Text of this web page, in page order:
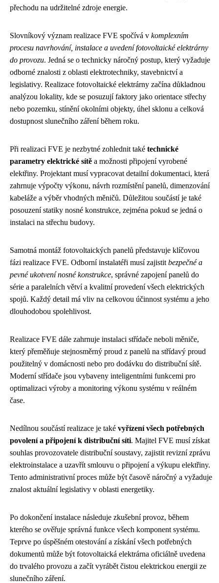
přechodu na udržitelné zdroje energie.
Slovníkový význam realizace FVE spočívá v komplexním
procesu navrhování, instalace a uvedení fotovoltaické elektrárny
do provozu. Jedná se o technicky náročný postup, který vyžaduje
odborné znalosti z oblasti elektrotechniky, stavebnictví a
legislativy. Realizace fotovoltaické elektrárny začína důkladnou
analýzou lokality, kde se posuzují faktory jako orientace střechy
nebo pozemku, stínění okolními objekty, úhel sklonu a celková
dostupnost slunečního záření během roku.
Při realizaci FVE je nezbytné zohlednit také technické
parametry elektrické sítě a možnosti připojení vyrobené
elektřiny. Projektant musí vypracovat detailní dokumentaci, která
zahrnuje výpočty výkonu, návrh rozmístění panelů, dimenzování
kabeláže a výběr vhodných měničů. Důležitou součástí je také
posouzení statiky nosné konstrukce, zejména pokud se jedná o
instalaci na střechu budovy.
Samotná montáž fotovoltaických panelů představuje klíčovou
fázi realizace FVE. Odborní instalatéři musí zajistit bezpečné a
pevné ukotvení nosné konstrukce, správné zapojení panelů do
série a paralelních větví a kvalitní provedení všech elektrických
spojů. Každý detail má vliv na celkovou účinnost systému a jeho
dlouhodobou spolehlivost.
Realizace FVE dále zahrnuje instalaci střídače neboli měniče,
který přeměňuje stejnosměrný proud z panelů na střídavý proud
použitelný v domácnosti nebo pro dodávku do distribuční sítě.
Moderní střídače jsou vybaveny inteligentními funkcemi pro
optimalizaci výroby a monitoring výkonu systému v reálném
čase.
Nedílnou součástí realizace je také vyřízení všech potřebných
povolení a připojení k distribuční síti. Majitel FVE musí získat
souhlas provozovatele distribuční soustavy, zajistit revizní zprávu
elektroinstalace a uzavřít smlouvu o připojení a výkupu elektřiny.
Tento administrativní proces může být časově náročný a vyžaduje
znalost aktuální legislativy v oblasti energetiky.
Po dokončení instalace následuje zkušební provoz, během
kterého se ověřuje správná funkce všech komponent systému.
Teprve po úspěšném otestování a získání všech potřebných
dokumentů může být fotovoltaická elektrárna oficiálně uvedena
do trvalého provozu a začít vyrábět čistou elektrickou energii ze
slunečního záření.